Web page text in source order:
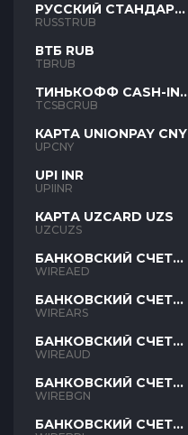
РУССКИЙ СТАНДАРТ
RUB
RUSSTRUB
ВТБ RUB
TBRUB
ТИНЬКОФФ CASH-IN
RUB
TCSBCRUB
КАРТА UNIONPAY CNY
UPCNY
UPI INR
UPIINR
КАРТА UZCARD UZS
UZCUZS
БАНКОВСКИЙ СЧЕТ
AED
WIREAED
БАНКОВСКИЙ СЧЕТ
ARS
WIREARS
БАНКОВСКИЙ СЧЕТ
AUD
WIREAUD
БАНКОВСКИЙ СЧЕТ
BGN
WIREBGN
БАНКОВСКИЙ СЧЕТ